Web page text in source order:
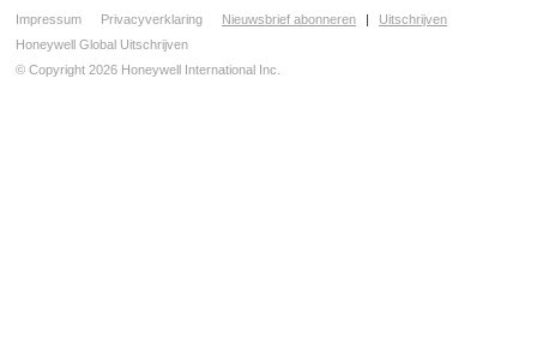
Impressum Privacyverklaring Nieuwsbrief abonneren |
Uitschrijven
Honeywell Global Uitschrijven
© Copyright 2026 Honeywell International Inc.